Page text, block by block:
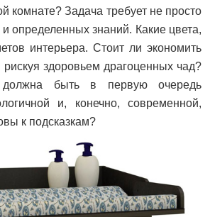
комнате? Задача требует не просто
определенных знаний. Какие цвета,
интерьера. Стоит ли экономить
рискуя здоровьем драгоценных чад?
должна быть в первую очередь
и, конечно, современной,
к подсказкам?